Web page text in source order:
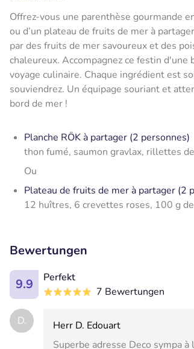
Offrez-vous une parenthèse gourmande
ou d’un plateau de fruits de mer à
par des fruits de mer savoureux et des
chaleureux. Accompagnez ce festin
voyage culinaire. Chaque ingrédient est
souviendrez. Un équipage souriant et
bord de mer !
Planche RÖK à partager (2 personnes)
thon fumé, saumon gravlax, rillettes
Ou
Plateau de fruits de mer à partager (2
12 huîtres, 6 crevettes roses, 100 g
Bewertungen
9.9
Perfekt
7 Bewertungen
D.
Herr D. Edouart
Superbe adresse Deco sympa